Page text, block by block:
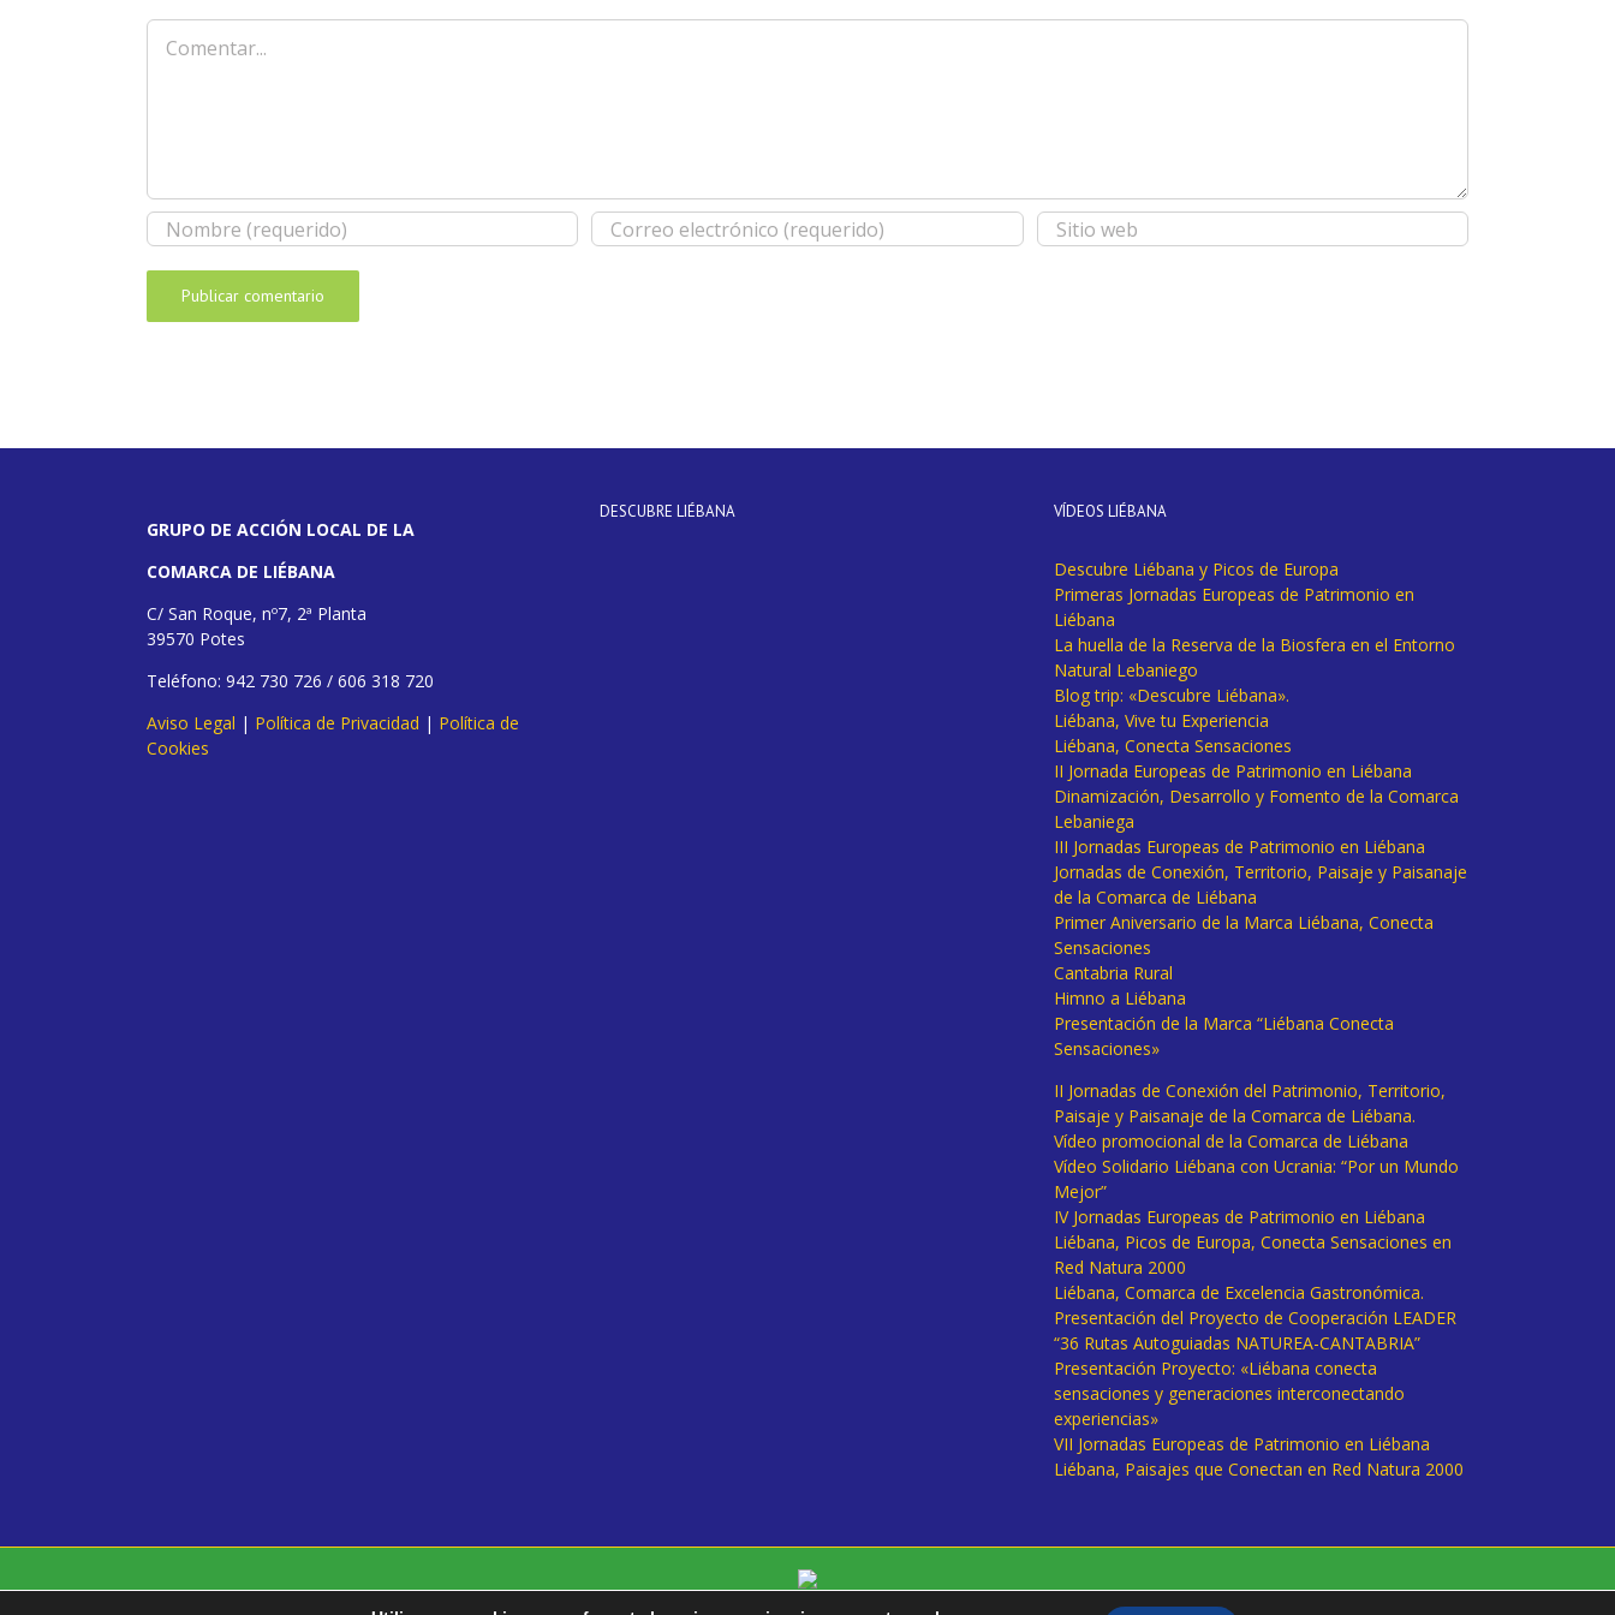
Comentar
GRUPO DE ACCIÓN LOCAL DE LA
COMARCA DE LIÉBANA
C/ San Roque, nº7, 2ª Planta
39570 Potes
Teléfono: 942 730 726 / 606 318 720
Aviso Legal | Política de Privacidad | Política de
Cookies
DESCUBRE LIÉBANA VÍDEOS LIÉBANA
Descubre Liébana y Picos de Europa
Primeras Jornadas Europeas de Patrimonio en
Liébana
La huella de la Reserva de la Biosfera en el Entorno
Natural Lebaniego
Blog trip: «Descubre Liébana».
Liébana, Vive tu Experiencia
Liébana, Conecta Sensaciones
II Jornada Europeas de Patrimonio en Liébana
Dinamización, Desarrollo y Fomento de la Comarca
Lebaniega
III Jornadas Europeas de Patrimonio en Liébana
Jornadas de Conexión, Territorio, Paisaje y Paisanaje
de la Comarca de Liébana
Primer Aniversario de la Marca Liébana, Conecta
Sensaciones
Cantabria Rural
Himno a Liébana
Presentación de la Marca “Liébana Conecta
Sensaciones»
II Jornadas de Conexión del Patrimonio, Territorio,
Paisaje y Paisanaje de la Comarca de Liébana.
Vídeo promocional de la Comarca de Liébana
Vídeo Solidario Liébana con Ucrania: “Por un Mundo
Mejor”
IV Jornadas Europeas de Patrimonio en Liébana
Liébana, Picos de Europa, Conecta Sensaciones en
Red Natura 2000
Liébana, Comarca de Excelencia Gastronómica.
Presentación del Proyecto de Cooperación LEADER
“36 Rutas Autoguiadas NATUREA-CANTABRIA”
Presentación Proyecto: «Liébana conecta
sensaciones y generaciones interconectando
experiencias»
VII Jornadas Europeas de Patrimonio en Liébana
Liébana, Paisajes que Conectan en Red Natura 2000